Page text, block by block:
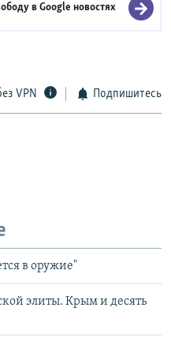
вGoogle новостях
VPN Подпишитесь
в оружие"
элиты. Крым и десять